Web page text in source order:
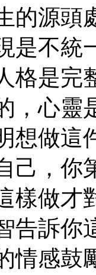
的源頭
是不統
格是完
，心靈
想做這
己，你
樣做才
告訴你
情感鼓